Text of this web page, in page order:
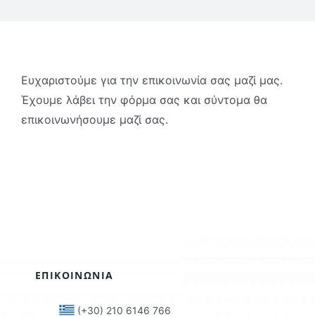
Ευχαριστούμε για την επικοινωνία σας μαζί μας.
Έχουμε λάβει την φόρμα σας και σύντομα θα
επικοινωνήσουμε μαζί σας.
ΕΠΙΚΟΙΝΩΝΙΑ
(+30) 210 6146 766